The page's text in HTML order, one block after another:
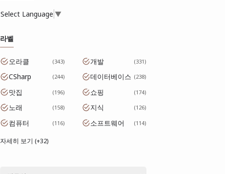
Select Language ▼
라벨
오라클 343 개발 331
CSharp 244 데이터베이스 238
맛집 196 쇼핑 174
노래 158 지식 126
컴퓨터 116 소프트웨어 114
자세히 보기 (+32)